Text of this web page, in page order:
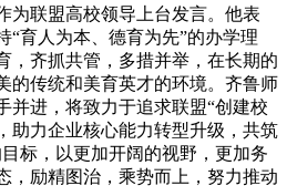
为联盟高校领导上台发言。他表
“育人为本、德育为先”的办学理
，齐抓共管，多措并举，在长期的
的传统和美育英才的环境。齐鲁师
并进，将致力于追求联盟“创建校
助力企业核心能力转型升级，共筑
标，以更加开阔的视野，更加务
，励精图治，乘势而上，努力推动